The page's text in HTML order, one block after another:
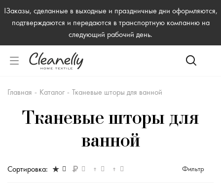
!Заказы, сделанные в выходные и праздничные дни оформляются,
подтверждаются и передаются в транспортную компанию на
следующий рабочий день.
Главная - Каталог - Тканевые шторы для ванной
Тканевые шторы для
ванной
Фильтр
Сортировка: